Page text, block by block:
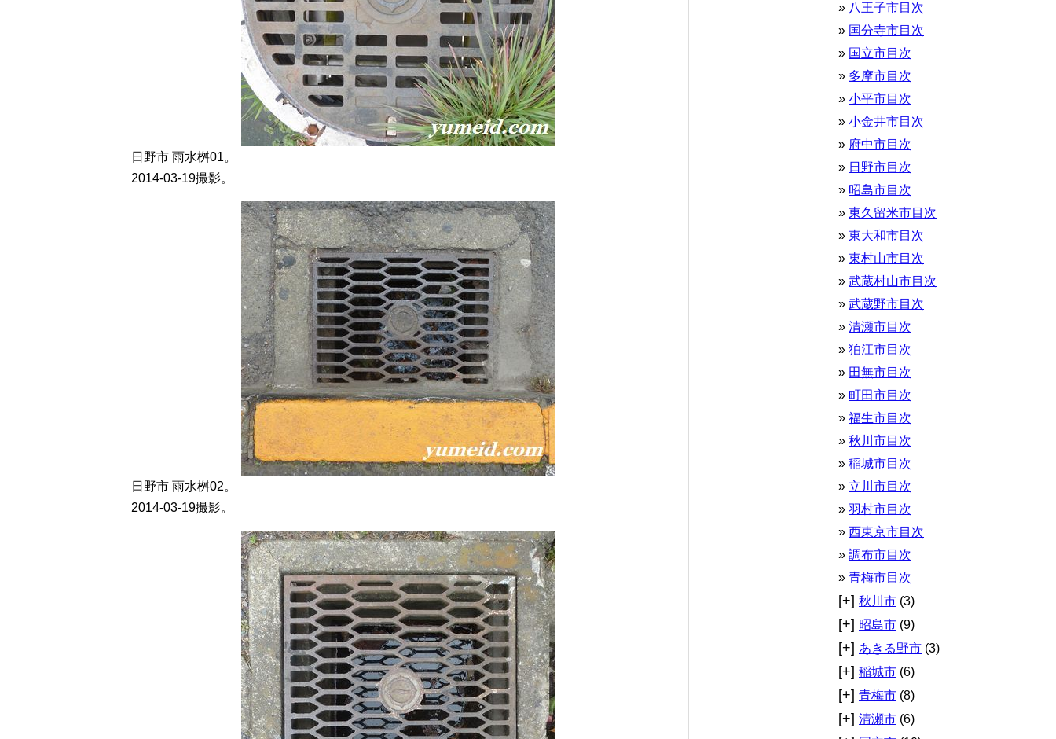
日野市 雨水桝01。
2014-03-19撮影。
日野市 雨水桝02。
2014-03-19撮影。
八王子市目次
国分寺市目次
国立市目次
多摩市目次
小平市目次
小金井市目次
府中市目次
日野市目次
昭島市目次
東久留米市目次
東大和市目次
東村山市目次
武蔵村山市目次
武蔵野市目次
清瀬市目次
狛江市目次
田無市目次
町田市目次
福生市目次
秋川市目次
稲城市目次
立川市目次
羽村市目次
西東京市目次
調布市目次
青梅市目次
[+] 秋川市 (3)
[+] 昭島市 (9)
[+] あきる野市 (3)
[+] 稲城市 (6)
[+] 青梅市 (8)
[+] 清瀬市 (6)